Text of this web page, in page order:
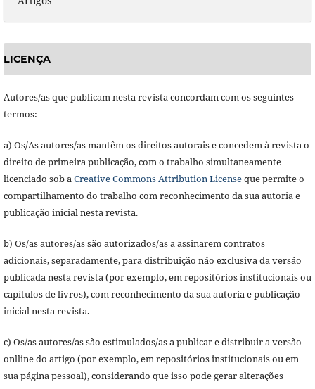
LICENÇA
Autores/as que publicam nesta revista concordam com os seguintes
termos:
a) Os/As autores/as mantêm os direitos autorais e concedem à revista o
direito de primeira publicação, com o trabalho simultaneamente
licenciado sob aCreative Commons Attribution Licenseque permite o
compartilhamento do trabalho com reconhecimento da sua autoria e
publicação inicial nesta revista.
b) Os/as autores/as são autorizados/as a assinarem contratos
adicionais, separadamente, para distribuição não exclusiva da versão
publicada nesta revista (por exemplo, em repositórios institucionais ou
capítulos de livros), com reconhecimento da sua autoria e publicação
inicial nesta revista.
c) Os/as autores/as são estimulados/as a publicar e distribuir a versão
onlline do artigo (por exemplo, em repositórios institucionais ou em
sua página pessoal), considerando que isso pode gerar alterações